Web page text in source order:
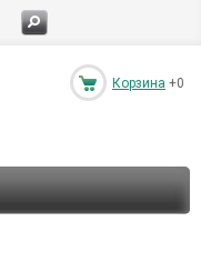
Корзина +0